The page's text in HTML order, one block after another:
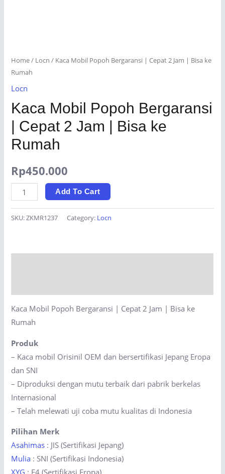
Home/ Locn / Kaca Mobil Popoh Bergaransi | Cepat 2 Jam | Bisa ke
Rumah
Locn
Kaca Mobil Popoh Bergaransi
| Cepat 2 Jam | Bisa ke
Rumah
Rp450.000
Kaca
Mobil
Popoh
|
Bisa
ke
Rumah
quantity
Add To Cart
SKU:ZKMR1237 Category: Locn
Kaca Mobil Popoh Bergaransi | Cepat 2 Jam | Bisa ke
Rumah
Produk
– Kaca mobil Orisinil OEM dan bersertifikasi Jepang Eropa
dan SNI
– Diproduksi dengan mutu terbaik dari pabrik berkelas
Internasional
– Telah melewati uji coba mutu kualitas di Indonesia
Pilihan Merk
Asahimas : JIS (Sertifikasi Jepang)
Mulia : SNI (Sertifikasi Indonesia)